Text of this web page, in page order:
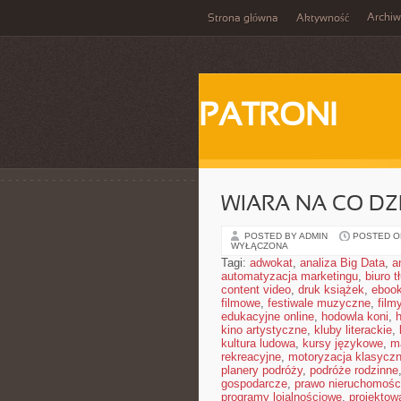
Strona główna Aktywność
PATRONI
WIARA NA CO
POSTED BY ADMIN POSTED
WYŁĄCZONA
Tagi: adwokat, analiza Big Data,
automatyzacja marketingu, biuro
content video, druk książek,
filmowe, festiwale muzyczne,
edukacyjne online, hodowla koni,
kino artystyczne, kluby literackie,
kultura ludowa, kursy językowe,
rekreacyjne, motoryzacja
planery podróży, podróże rodzinne,
gospodarcze, prawo
programy lojalnościowe,